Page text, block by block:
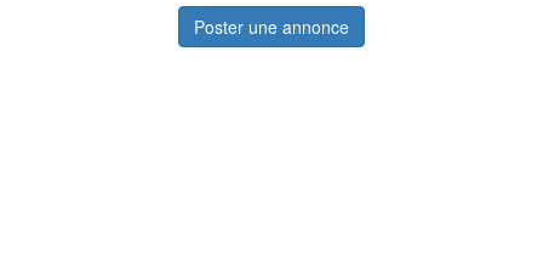
Poster une annonce